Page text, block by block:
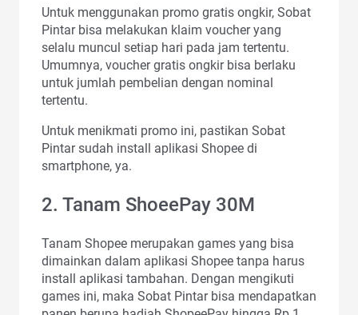
Untuk menggunakan promo gratis ongkir, Sobat
Pintar bisa melakukan klaim voucher yang
selalu muncul setiap hari pada jam tertentu.
Umumnya, voucher gratis ongkir bisa berlaku
untuk jumlah pembelian dengan nominal
tertentu.
Untuk menikmati promo ini, pastikan Sobat
Pintar sudah install aplikasi Shopee di
smartphone, ya.
2. Tanam ShoeePay 30M
Tanam Shopee merupakan games yang bisa
dimainkan dalam aplikasi Shopee tanpa harus
install aplikasi tambahan. Dengan mengikuti
games ini, maka Sobat Pintar bisa mendapatkan